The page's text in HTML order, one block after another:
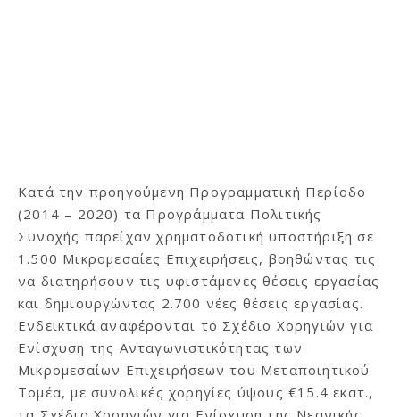
Κατά την προηγούμενη Προγραμματική Περίοδο
(2014 – 2020) τα Προγράμματα Πολιτικής
Συνοχής παρείχαν χρηματοδοτική υποστήριξη σε
1.500 Μικρομεσαίες Επιχειρήσεις, βοηθώντας τις
να διατηρήσουν τις υφιστάμενες θέσεις εργασίας
και δημιουργώντας 2.700 νέες θέσεις εργασίας.
Ενδεικτικά αναφέρονται το Σχέδιο Χορηγιών για
Ενίσχυση της Ανταγωνιστικότητας των
Μικρομεσαίων Επιχειρήσεων του Μεταποιητικού
Τομέα, με συνολικές χορηγίες ύψους €15.4 εκατ.,